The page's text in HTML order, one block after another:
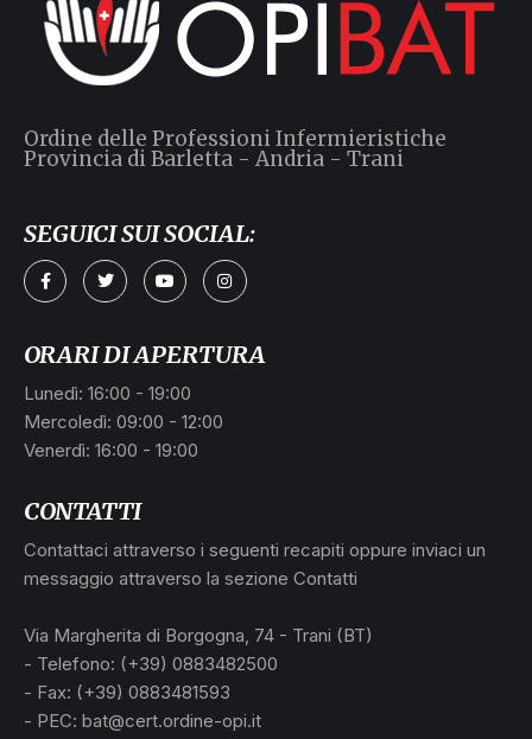
CONTATTI
Contattaci attraverso i seguenti recapiti oppure inviaci un
messaggio attraverso la sezione Contatti
Via Margherita di Borgogna, 74 - Trani (BT)
- Telefono: (+39) 0883482500
- Fax: (+39) 0883481593
- PEC: bat@cert.ordine-opi.it
ORARI DI APERTURA
Lunedì: 16:00 - 19:00
Mercoledì: 09:00 - 12:00
Venerdì: 16:00 - 19:00
Ordine delle Professioni Infermieristiche
Provincia di Barletta - Andria - Trani
SEGUICI SUI SOCIAL: